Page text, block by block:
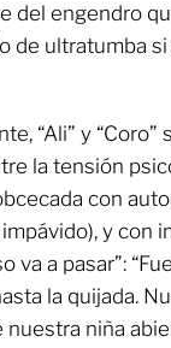
del engendro
de ultratumba
“Ali” y
la tensión
con
y con
va a pasar”:
la quijada.
nuestra niña